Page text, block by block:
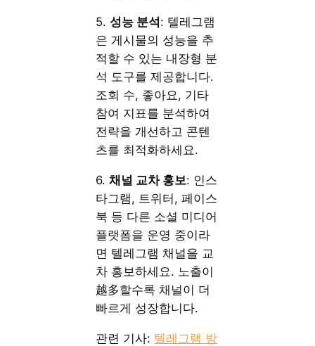
5.성능 분석: 텔레그램
은 게시물의 성능을 추
적할 수 있는 내장형 분
석 도구를 제공합니다.
조회 수, 좋아요, 기타
참여 지표를 분석하여
전략을 개선하고 콘텐
츠를 최적화하세요.
6.채널 교차 홍보: 인스
타그램, 트위터, 페이스
북 등 다른 소셜 미디어
플랫폼을 운영 중이라
면 텔레그램 채널을 교
차 홍보하세요. 노출이
越多할수록 채널이 더
빠르게 성장합니다.
관련 기사: 텔레그램 방